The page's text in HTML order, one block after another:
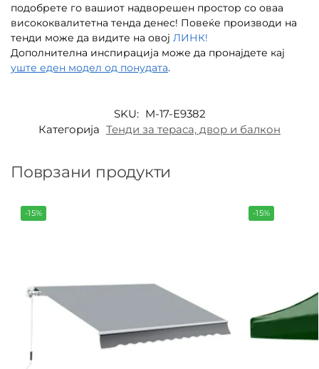
подобрете го вашиот надворешен простор со оваа
висококвалитетна тенда денес! Повеќе производи на
тенди може да видите на овој ЛИНК!
Дополнителна инспирација може да пронајдете кај
уште еден модел од понудата.
SKU: M-17-Е9382
Категорија Тенди за тераса, двор и балкон
Поврзани продукти
-15% -15%